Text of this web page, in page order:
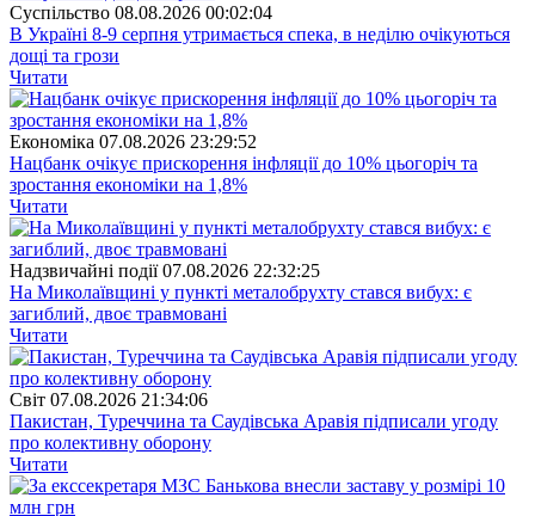
Суспiльство 08.08.2026 00:02:04
В Україні 8-9 серпня утримається спека, в неділю очікуються
дощі та грози
Читати
Економіка 07.08.2026 23:29:52
Нацбанк очікує прискорення інфляції до 10% цьогоріч та
зростання економіки на 1,8%
Читати
Надзвичайні події 07.08.2026 22:32:25
На Миколаївщині у пункті металобрухту стався вибух: є
загиблий, двоє травмовані
Читати
Свiт 07.08.2026 21:34:06
Пакистан, Туреччина та Саудівська Аравія підписали угоду
про колективну оборону
Читати